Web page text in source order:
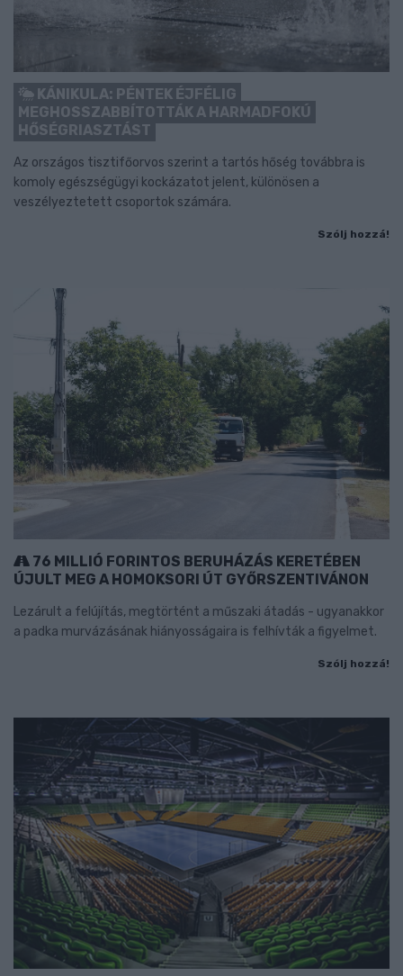
KÁNIKULA: PÉNTEK ÉJFÉLIG
MEGHOSSZABBÍTOTTÁK A HARMADFOKÚ
HŐSÉGRIASZTÁST
Az országos tisztifőorvos szerint a tartós hőség továbbra is
komoly egészségügyi kockázatot jelent, különösen a
veszélyeztetett csoportok számára.
Szólj hozzá!
76 MILLIÓ FORINTOS BERUHÁZÁS KERETÉBEN
ÚJULT MEG A HOMOKSORI ÚT GYŐRSZENTIVÁNON
Lezárult a felújítás, megtörtént a műszaki átadás - ugyanakkor
a padka murvázásának hiányosságaira is felhívták a figyelmet.
Szólj hozzá!